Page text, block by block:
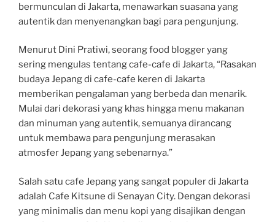
bermunculan di Jakarta, menawarkan suasana yang
autentik dan menyenangkan bagi para pengunjung.
Menurut Dini Pratiwi, seorang food blogger yang
sering mengulas tentang cafe-cafe di Jakarta, “Rasakan
budaya Jepang di cafe-cafe keren di Jakarta
memberikan pengalaman yang berbeda dan menarik.
Mulai dari dekorasi yang khas hingga menu makanan
dan minuman yang autentik, semuanya dirancang
untuk membawa para pengunjung merasakan
atmosfer Jepang yang sebenarnya.”
Salah satu cafe Jepang yang sangat populer di Jakarta
adalah Cafe Kitsune di Senayan City. Dengan dekorasi
yang minimalis dan menu kopi yang disajikan dengan